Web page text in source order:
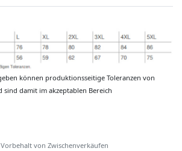
können produktionsseitige Toleranzen von
sind damit im akzeptablen Bereich
von Zwischenverkäufen